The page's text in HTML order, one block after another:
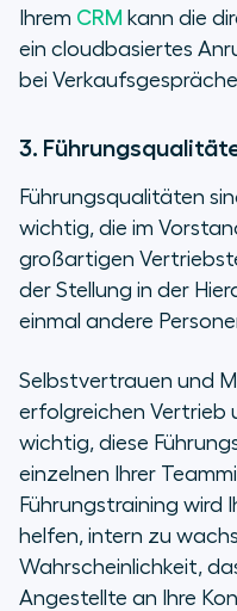
Ihrem CRM kann die
ein cloudbasiertes
bei
3.
Führungsqualitäten
wichtig, die im
großartigen
der Stellung in der
einmal andere
Selbstvertrauen und
erfolgreichen Vertrieb
wichtig, diese
einzelnen Ihrer
Führungstraining wird
helfen, intern zu
Wahrscheinlichkeit,
Angestellte an Ihre